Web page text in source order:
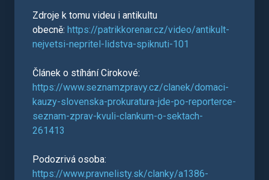
Zdroje k tomu videu i antikultu
obecně: https://patrikkorenar.cz/video/antikult-
nejvetsi-nepritel-lidstva-spiknuti-101
Článek o stíhání Cirokové:
https://www.seznamzpravy.cz/clanek/domaci-
kauzy-slovenska-prokuratura-jde-po-reporterce-
seznam-zprav-kvuli-clankum-o-sektach-
261413
Podozrivá osoba:
https://www.pravnelisty.sk/clanky/a1386-